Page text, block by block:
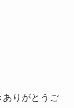
ありがとうご